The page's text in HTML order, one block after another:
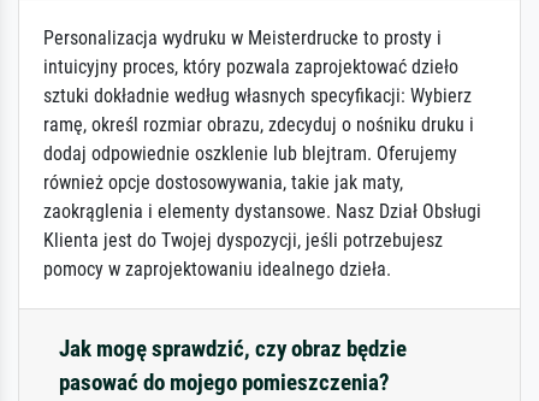
Personalizacja wydruku w Meisterdrucke to prosty i
intuicyjny proces, który pozwala zaprojektować dzieło
sztuki dokładnie według własnych specyfikacji: Wybierz
ramę, określ rozmiar obrazu, zdecyduj o nośniku druku i
dodaj odpowiednie oszklenie lub blejtram. Oferujemy
również opcje dostosowywania, takie jak maty,
zaokrąglenia i elementy dystansowe. Nasz Dział Obsługi
Klienta jest do Twojej dyspozycji, jeśli potrzebujesz
pomocy w zaprojektowaniu idealnego dzieła.
Jak mogę sprawdzić, czy obraz będzie
pasować do mojego pomieszczenia?